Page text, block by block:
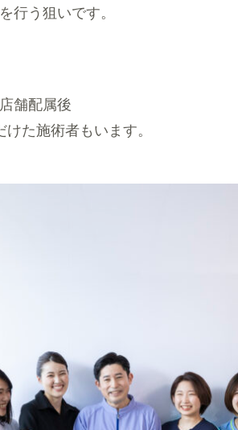
を行う狙いです。
舗配属後
た施術者もいます。